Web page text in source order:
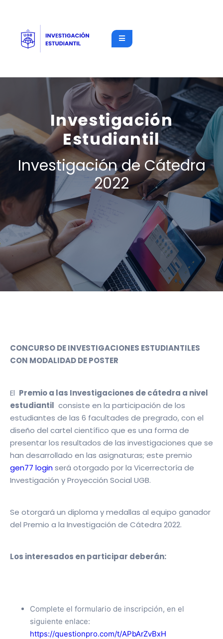
Investigación
Estudiantil
Investigación de Cátedra
2022
CONCURSO DE INVESTIGACIONES ESTUDIANTILES
CON MODALIDAD DE POSTER
El Premio a las Investigaciones de cátedra a nivel
estudiantil consiste en la participación de los
estudiantes de las 6 facultades de pregrado, con el
diseño del cartel científico que es una forma de
presentar los resultados de las investigaciones que se
han desarrollado en las asignaturas; este premio
gen77 loginserá otorgado por la Vicerrectoría de
Investigación y Proyección Social UGB.
Se otorgará un diploma y medallas al equipo ganador
del Premio a la Investigación de Cátedra 2022.
Los interesados ​​en participar deberán:
Complete el formulario de inscripción, en el
siguiente enlace:
https://questionpro.com/t/APbArZvBxH